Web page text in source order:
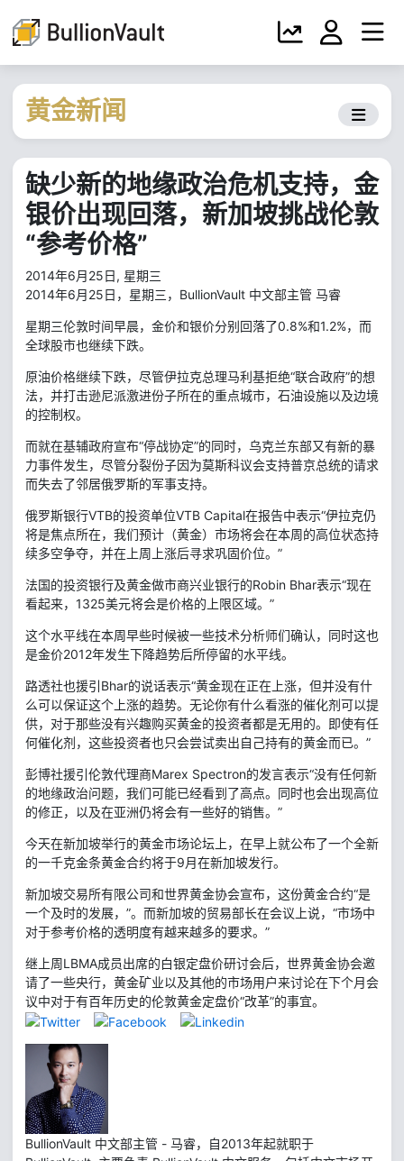
黄金新闻
缺少新的地缘政治危机支持，金
银价出现回落，新加坡挑战伦敦
“参考价格”
2014年6月25日, 星期三
2014年6月25日，星期三，BullionVault 中文部主管 马睿
星期三伦敦时间早晨，金价和银价分别回落了0.8%和1.2%，而
全球股市也继续下跌。
原油价格继续下跌，尽管伊拉克总理马利基拒绝“联合政府”的想
法，并打击逊尼派激进份子所在的重点城市，石油设施以及边境
的控制权。
而就在基辅政府宣布“停战协定”的同时，乌克兰东部又有新的暴
力事件发生，尽管分裂份子因为莫斯科议会支持普京总统的请求
而失去了邻居俄罗斯的军事支持。
俄罗斯银行VTB的投资单位VTB Capital在报告中表示“伊拉克仍
将是焦点所在，我们预计（黄金）市场将会在本周的高位状态持
续多空争夺，并在上周上涨后寻求巩固价位。”
法国的投资银行及黄金做市商兴业银行的Robin Bhar表示“现在
看起来，1325美元将会是价格的上限区域。”
这个水平线在本周早些时候被一些技术分析师们确认，同时这也
是金价2012年发生下降趋势后所停留的水平线。
路透社也援引Bhar的说话表示“黄金现在正在上涨，但并没有什
么可以保证这个上涨的趋势。无论你有什么看涨的催化剂可以提
供，对于那些没有兴趣购买黄金的投资者都是无用的。即使有任
何催化剂，这些投资者也只会尝试卖出自己持有的黄金而已。”
彭博社援引伦敦代理商Marex Spectron的发言表示“没有任何新
的地缘政治问题，我们可能已经看到了高点。同时也会出现高位
的修正，以及在亚洲仍将会有一些好的销售。”
今天在新加坡举行的黄金市场论坛上，在早上就公布了一个全新
的一千克金条黄金合约将于9月在新加坡发行。
新加坡交易所有限公司和世界黄金协会宣布，这份黄金合约“是
一个及时的发展，”。而新加坡的贸易部长在会议上说，“市场中
对于参考价格的透明度有越来越多的要求。”
继上周LBMA成员出席的白银定盘价研讨会后，世界黄金协会邀
请了一些央行，黄金矿业以及其他的市场用户来讨论在下个月会
议中对于有百年历史的伦敦黄金定盘价“改革”的事宜。
BullionVault 中文部主管 - 马睿，自2013年起就职于